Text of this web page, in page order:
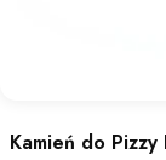
Kamień do